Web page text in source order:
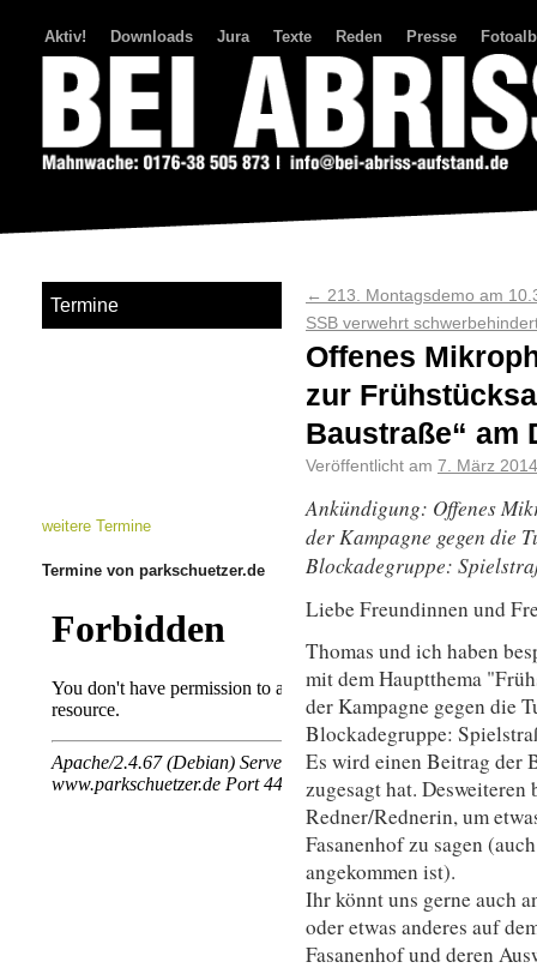
Aktiv! Downloads Jura Texte Reden Presse
← 213. Montagsdemo am
SSB verwehrt
Offenes
zur
Baustraße“ am
Veröffentlicht am 7. März 2014
Ankündigung: Offenes
der Kampagne gegen die
Blockadegruppe:
Liebe Freundinnen und
Thomas und ich haben
mit dem Hauptthema
der Kampagne gegen die
Blockadegruppe:
Es wird einen Beitrag der
zugesagt hat.
Redner/Rednerin, um
Fasanenhof zu sagen
angekommen ist).
Ihr könnt uns gerne auch
oder etwas anderes auf
Fasanenhof und deren
Termine
weitere Termine
Termine von parkschuetzer.de